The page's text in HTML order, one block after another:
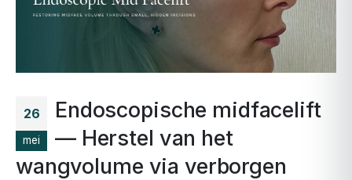
26
mei
Endoscopische midfacelift
— Herstel van het
wangvolume via verborgen